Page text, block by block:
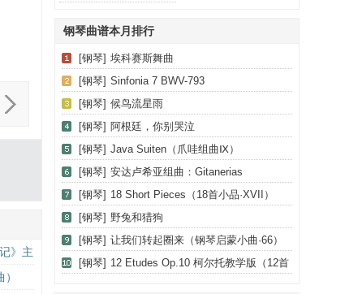
》主
钢琴曲谱本月排行
[钢琴] 埃科赛斯舞曲
[钢琴] Sinfonia 7 BWV-793
[钢琴] 候鸟流星雨
[钢琴] 阿根廷，你别哭泣
[钢琴] Java Suiten（爪哇组曲Ⅸ）
[钢琴] 安达卢希亚组曲：Gitanerias
[钢琴] 18 Short Pieces（18首小品·XVII）
[钢琴] 野兔和猎狗
[钢琴] 让我们转起圈来（钢琴启蒙小曲·66）
[钢琴] 12 Etudes Op.10 柯尔托教学版（12首